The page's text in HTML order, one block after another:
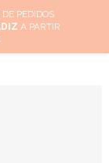
PEDIDOS
A PARTIR